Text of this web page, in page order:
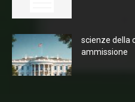
scienze della
ammissione